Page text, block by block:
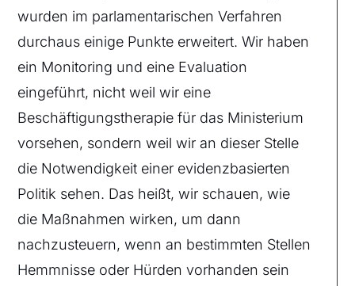
wurden im parlamentarischen Verfahren
durchaus einige Punkte erweitert. Wir haben
ein Monitoring und eine Evaluation
eingeführt, nicht weil wir eine
Beschäftigungstherapie für das Ministerium
vorsehen, sondern weil wir an dieser Stelle
die Notwendigkeit einer evidenzbasierten
Politik sehen. Das heißt, wir schauen, wie
die Maßnahmen wirken, um dann
nachzusteuern, wenn an bestimmten Stellen
Hemmnisse oder Hürden vorhanden sein